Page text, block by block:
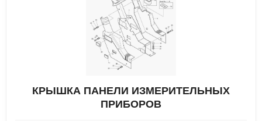
КРЫШКА ПАНЕЛИ ИЗМЕРИТЕЛЬНЫХ
ПРИБОРОВ